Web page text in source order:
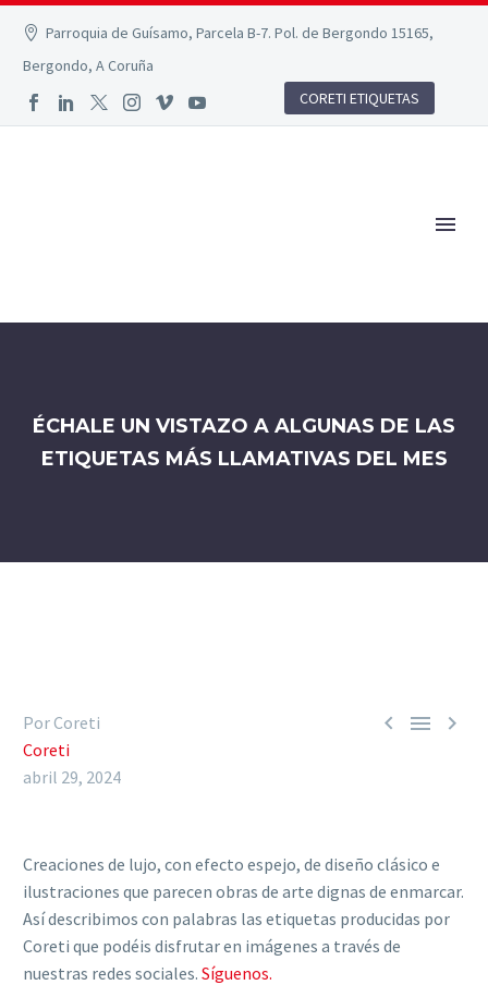
Parroquia de Guísamo, Parcela B-7. Pol. de Bergondo 15165,
Bergondo, A Coruña
CORETI ETIQUETAS
ÉCHALE UN VISTAZO A ALGUNAS DE LAS
ETIQUETAS MÁS LLAMATIVAS DEL MES
  
Por Coreti
Coreti
abril 29, 2024
Creaciones de lujo, con efecto espejo, de diseño clásico e
ilustraciones que parecen obras de arte dignas de enmarcar.
Así describimos con palabras las etiquetas producidas por
Coreti que podéis disfrutar en imágenes a través de
nuestras redes sociales. Síguenos.